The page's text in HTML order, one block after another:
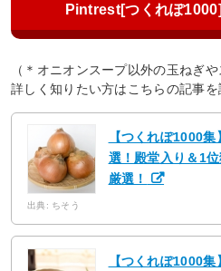
Pintrest[つくれぽ
（＊オニオンスープ以外の玉ねぎ
詳しく知りたい方はこちらの記事を
【つくれぽ1000
選！殿堂入り＆1
厳選！
出典: ちそう
【つくれぽ1000